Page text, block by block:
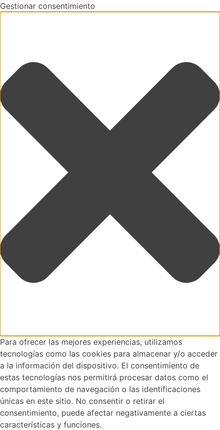
Gestionar consentimiento
Para ofrecer las mejores experiencias, utilizamos
tecnologías como las cookies para almacenar y/o acceder
a la información del dispositivo. El consentimiento de
estas tecnologías nos permitirá procesar datos como el
comportamiento de navegación o las identificaciones
únicas en este sitio. No consentir o retirar el
consentimiento, puede afectar negativamente a ciertas
características y funciones.